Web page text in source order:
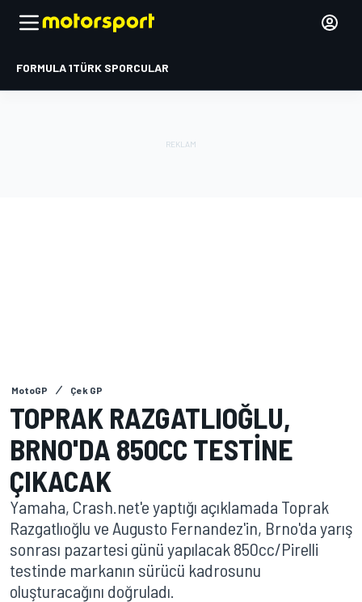
FORMULA 1TÜRK SPORCULAR
MotoGP Çek GP
TOPRAK RAZGATLIOĞLU,
BRNO'DA 850CC TESTINE
ÇIKACAK
Yamaha, Crash.net'e yaptığı açıklamada Toprak
Razgatlıoğlu ve Augusto Fernandez'in, Brno'da yarış
sonrası pazartesi günü yapılacak 850cc/Pirelli
testinde markanın sürücü kadrosunu
oluşturacağını doğruladı.